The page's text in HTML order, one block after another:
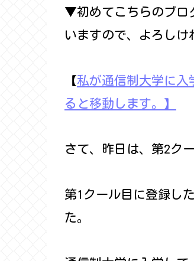
▼初めてこちらのブロ
いますので、よろしけ
【私が通信制大学に入
ると移動します。】
さて、昨日は、第2ク
第1クール目に登録し
た。